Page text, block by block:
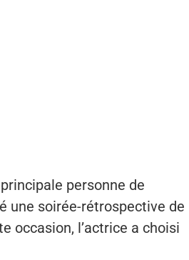
personne de
une soirée-rétrospective de
occasion, l’actrice a choisi